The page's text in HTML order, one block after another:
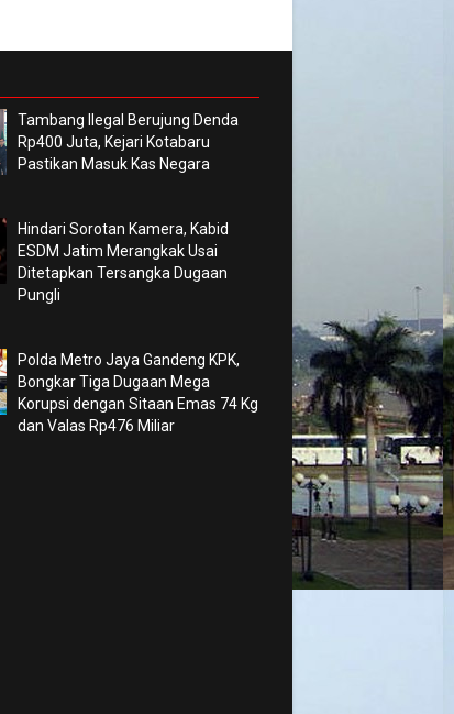
Tambang Ilegal Berujung Denda
Rp400 Juta, Kejari Kotabaru
Pastikan Masuk Kas Negara
Hindari Sorotan Kamera, Kabid
ESDM Jatim Merangkak Usai
Ditetapkan Tersangka Dugaan
Pungli
Polda Metro Jaya Gandeng KPK,
Bongkar Tiga Dugaan Mega
Korupsi dengan Sitaan Emas 74 Kg
dan Valas Rp476 Miliar